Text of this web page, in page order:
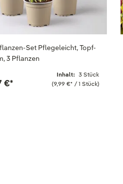
Set Pflegeleicht, Topf-
3 Pflanzen
Inhalt: 3 Stück
(9,99 €* / 1 Stück)
€*